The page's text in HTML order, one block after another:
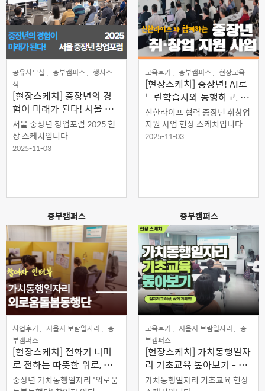
공유사무실 , 중부캠퍼스 , 행사소
식
[현장스케치] 중장년의 경
험이 미래가 된다! 서울 중
장년 창업포럼 2025 현장
스케치
서울 중장년 창업포럼 2025 현
장 스케치입니다.
2025-11-03
교육후기 , 중부캠퍼스 , 현장교육
[현장스케치] 중장년! AI로
느린학습자와 동행하고, 창
업날개를 달다
신한라이프 협력 중장년 취창업
지원 사업 현장 스케치입니다.
2025-11-03
중부캠퍼스
사업후기 , 서울시 보람일자리 , 중
부캠퍼스
[현장스케치] 전화기 너머
로 전하는 따뜻한 위로, 외
로움돌봄동행단 이야기
중장년 가치동행일자리 '외로움
중부캠퍼스
교육후기 , 서울시 보람일자리 , 중
부캠퍼스
[현장스케치] 가치동행일자
리 기초교육 톺아보기 - 일
자리 그 이상, 삶의 가치로!
가치동행일자리 기초교육 현장